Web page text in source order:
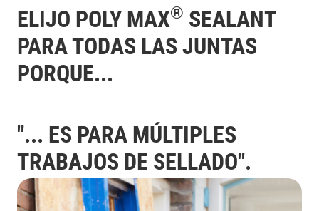
ELIJO POLY MAX® SEALANT
PARA TODAS LAS JUNTAS
PORQUE...
"... ES PARA MÚLTIPLES
TRABAJOS DE SELLADO".